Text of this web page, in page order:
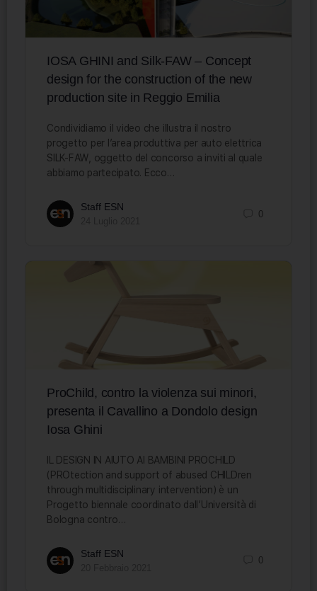
IOSA GHINI and Silk-FAW – Concept
design for the construction of the new
production site in Reggio Emilia
Condividiamo il video che illustra il nostro
progetto per l’area produttiva per auto elettrica
SILK-FAW, oggetto del concorso a inviti al quale
abbiamo partecipato. Ecco…
Staff ESN
0
ProChild, contro la violenza sui minori,
presenta il Cavallino a Dondolo design
Iosa Ghini
IL DESIGN IN AIUTO AI BAMBINI PROCHILD
(PROtection and support of abused CHILDren
through multidisciplinary intervention) è un
Progetto biennale coordinato dall’Università di
Bologna contro…
Staff ESN
0